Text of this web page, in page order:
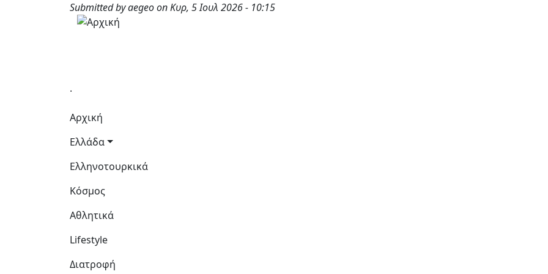
Παράκαμψη προς το κυρίως περιεχόμενο
Submitted byaegeoonΚυρ, 5 Ιουλ 2026 - 10:15
.
Κεντρική πλοήγηση
Αρχική
Ελλάδα
Ελληνοτουρκικά
Κόσμος
Αθλητικά
Lifestyle
Διατροφή